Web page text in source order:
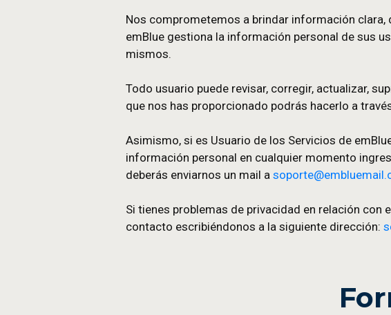
Todos los usuarios de emBlue pueden
personales de la siguiente manera:
Los clientes emBlue pueden acceder a
actualizarla. Asimismo, cuando un
ingresar para modificar cualquier dato
Desde emBlue se reconfirman a todos
Los Formularios de registro de emBlue
Nos comprometemos a brindar